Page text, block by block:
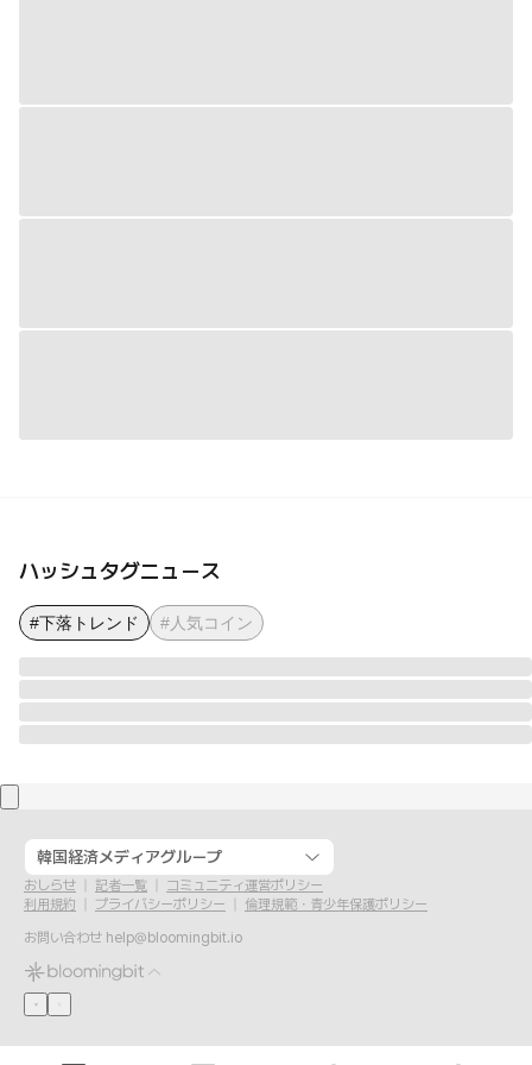
ハッシュタグニュース
#下落トレンド #人気コイン
韓国経済メディアグループ
おしらせ 記者一覧
コミュニティ運営ポリシー
利用規約
プライバシーポリシー
倫理規範・青少年保護ポリシー
お問い合わせ help@bloomingbit.io